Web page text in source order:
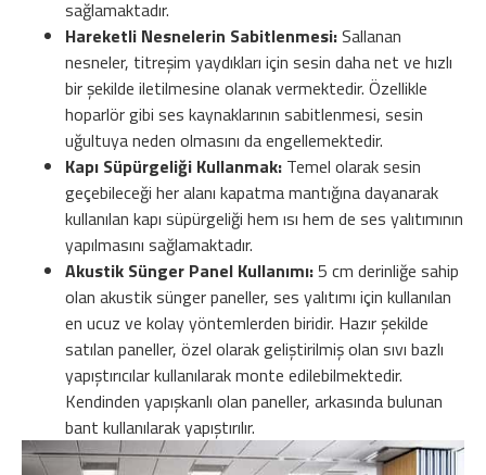
sağlamaktadır.
Hareketli Nesnelerin Sabitlenmesi:Sallanan
nesneler, titreşim yaydıkları için sesin daha net ve hızlı
bir şekilde iletilmesine olanak vermektedir. Özellikle
hoparlör gibi ses kaynaklarının sabitlenmesi, sesin
uğultuya neden olmasını da engellemektedir.
Kapı Süpürgeliği Kullanmak: Temel olarak sesin
geçebileceği her alanı kapatma mantığına dayanarak
kullanılan kapı süpürgeliği hem ısı hem de ses yalıtımının
yapılmasını sağlamaktadır.
Akustik Sünger Panel Kullanımı:5 cm derinliğe sahip
olan akustik sünger paneller, ses yalıtımı için kullanılan
en ucuz ve kolay yöntemlerden biridir. Hazır şekilde
satılan paneller, özel olarak geliştirilmiş olan sıvı bazlı
yapıştırıcılar kullanılarak monte edilebilmektedir.
Kendinden yapışkanlı olan paneller, arkasında bulunan
bant kullanılarak yapıştırılır.